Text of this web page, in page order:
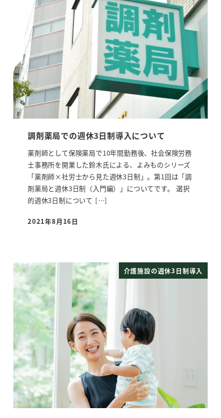
調剤薬局での週休3日制導入について
薬剤師として保険薬局で10年間勤務後、社会保険労務
士事務所を開業した鈴木氏による、よみものシリーズ
「薬剤師×社労士から見た週休3日制」。第1回は「調
剤薬局と週休3日制（入門編）」についてです。 選択
的週休3日制について […]
投稿日
2021年8月16日
介護施設の週休3日制導入